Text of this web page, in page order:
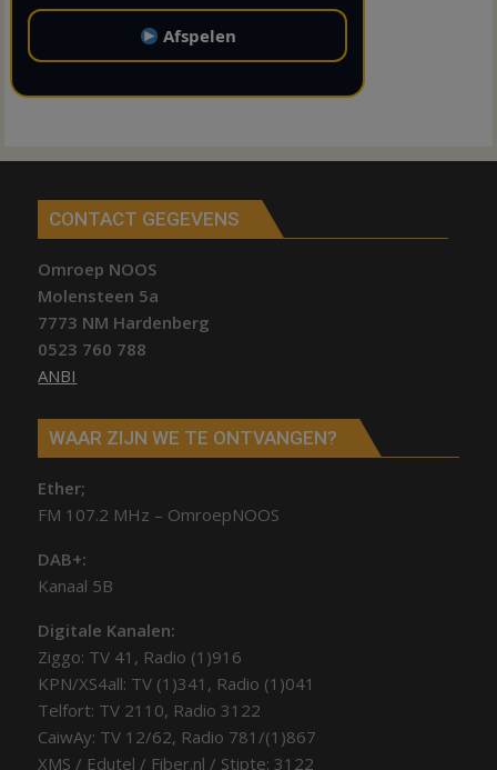
Afspelen
CONTACT GEGEVENS
Omroep NOOS
Molensteen 5a
7773 NM Hardenberg
0523 760 788
ANBI
WAAR ZIJN WE TE ONTVANGEN?
Ether;
FM 107.2 MHz – OmroepNOOS
DAB+:
Kanaal 5B
Digitale Kanalen:
Ziggo: TV 41, Radio (1)916
KPN/XS4all: TV (1)341, Radio (1)041
Telfort: TV 2110, Radio 3122
CaiwAy: TV 12/62, Radio 781/(1)867
XMS / Edutel / Fiber.nl / Stipte: 3122